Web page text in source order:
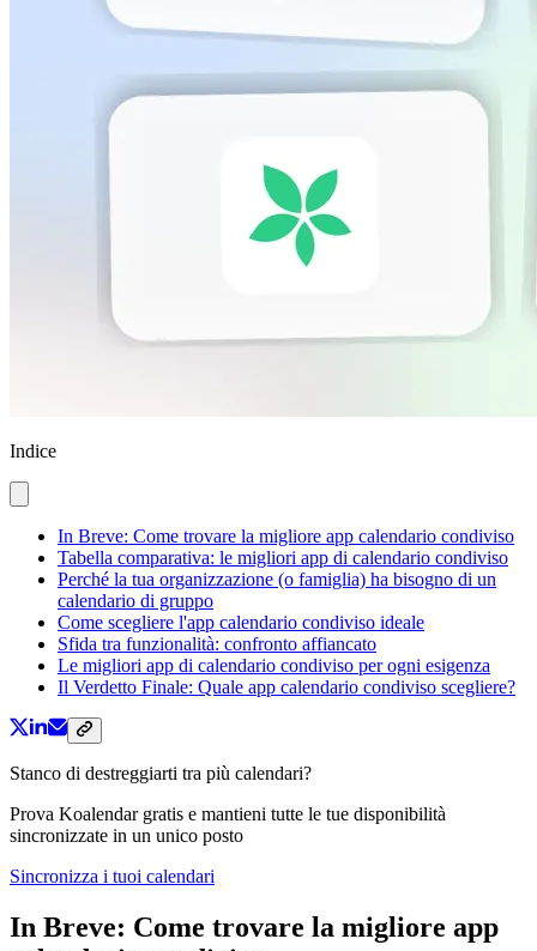
Indice
In Breve: Come trovare la migliore app calendario condiviso
Tabella comparativa: le migliori app di calendario condiviso
Perché la tua organizzazione (o famiglia) ha bisogno di un
calendario di gruppo
Come scegliere l'app calendario condiviso ideale
Sfida tra funzionalità: confronto affiancato
Le migliori app di calendario condiviso per ogni esigenza
Il Verdetto Finale: Quale app calendario condiviso scegliere?
Stanco di destreggiarti tra più calendari?
Prova Koalendar gratis e mantieni tutte le tue disponibilità
sincronizzate in un unico posto
Sincronizza i tuoi calendari
In Breve: Come trovare la migliore app